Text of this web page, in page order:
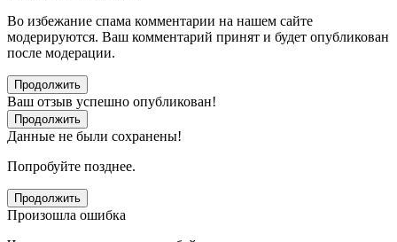
Во избежание спама комментарии на нашем сайте
модерируются. Ваш комментарий принят и будет опубликован
после модерации.
Продолжить
Ваш отзыв успешно опубликован!
Продолжить
Данные не были сохранены!
Попробуйте позднее.
Продолжить
Произошла ошибка